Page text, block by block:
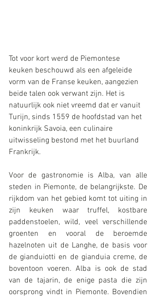
Tot voor kort werd de Piemontese
keuken beschouwd als een afgeleide
vorm van de Franse keuken, aangezien
beide talen ook verwant zijn. Het is
natuurlijk ook niet vreemd dat er vanuit
Turijn, sinds 1559 de hoofdstad van het
koninkrijk Savoia, een culinaire
uitwisseling bestond met het buurland
Frankrijk.
Voor de gastronomie is Alba, van alle
steden in Piemonte, de belangrijkste. De
rijkdom van het gebied komt tot uiting in
zijn keuken waar truffel, kostbare
paddenstoelen, wild, veel verschillende
groenten en vooral de beroemde
hazelnoten uit de Langhe, de basis voor
de gianduiotti en de gianduia creme, de
boventoon voeren. Alba is ook de stad
van de tajarin, de enige pasta die zijn
oorsprong vindt in Piemonte. Bovendien